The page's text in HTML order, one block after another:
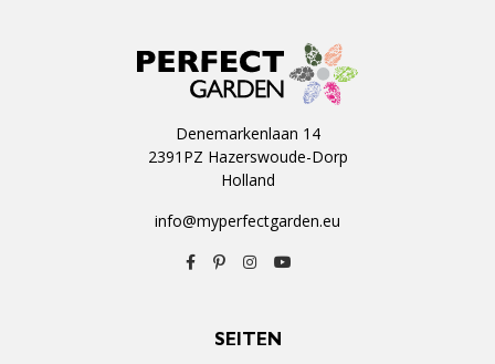
Denemarkenlaan 14
2391PZ Hazerswoude-Dorp
Holland
info@myperfectgarden.eu
SEITEN